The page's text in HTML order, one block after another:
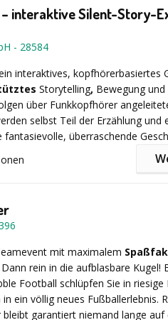
bereit für lustige Foto- und
Herausforderungen teil, bei
Szenen ablichten lassen müssen
Team oder das Büro!
– Ihre iPadRally ganz nach
Ihre Gruppe! Ob Sie zusätzliche
Flair einbauen oder einen
einplanen möchten – die iPadRally
Betriebsausflug oder Ihr
die den Teamgeist stärkt, die
Momente sorgt! Prost und
interaktive Silent-Story-
- 28584
interaktives, kopfhörerbasiertes
Storytelling, Bewegung und
über Funkkopfhörer
selbst Teil der Erzählung und
fantasievolle, überraschende
oder Rollenspiel entsteht ein
Sprachdruck, das gleichzeitig
Audio über Funkkopfhörer
flexibel, mehrere Durchläufe
mit maximalem
Dann rein in die aufblasbare Kugel!
Football schlüpfen Sie in riesige
ein völlig neues Fußballerlebnis.
garantiert niemand lange auf